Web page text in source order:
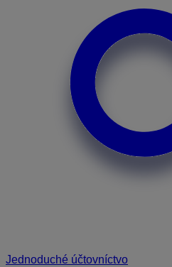
Jednoduché účtovníctvo